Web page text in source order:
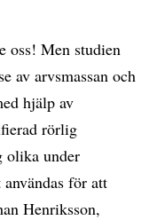
oss! Men studien
av arvsmassan och
hjälp av
rörlig
olika under
för att
Henriksson,